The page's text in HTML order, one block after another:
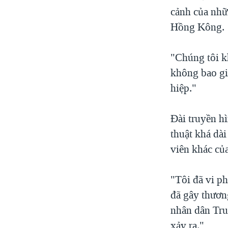
cảnh của
Hồng Kông.
"Chúng tôi
không bao
hiệp."
Đài truyền
thuật khá
viên khác
"Tôi đã vi
đã gây
nhân dân